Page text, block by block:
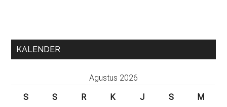
KALENDER
Agustus 2026
S
S R K J S M